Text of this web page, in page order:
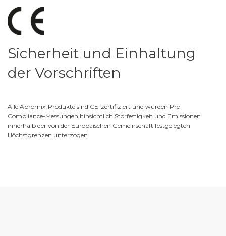
Sicherheit und Einhaltung
der Vorschriften
Alle Apromix-Produkte sind CE-zertifiziert und wurden Pre-
Compliance-Messungen hinsichtlich Störfestigkeit und Emissionen
innerhalb der von der Europäischen Gemeinschaft festgelegten
Höchstgrenzen unterzogen.